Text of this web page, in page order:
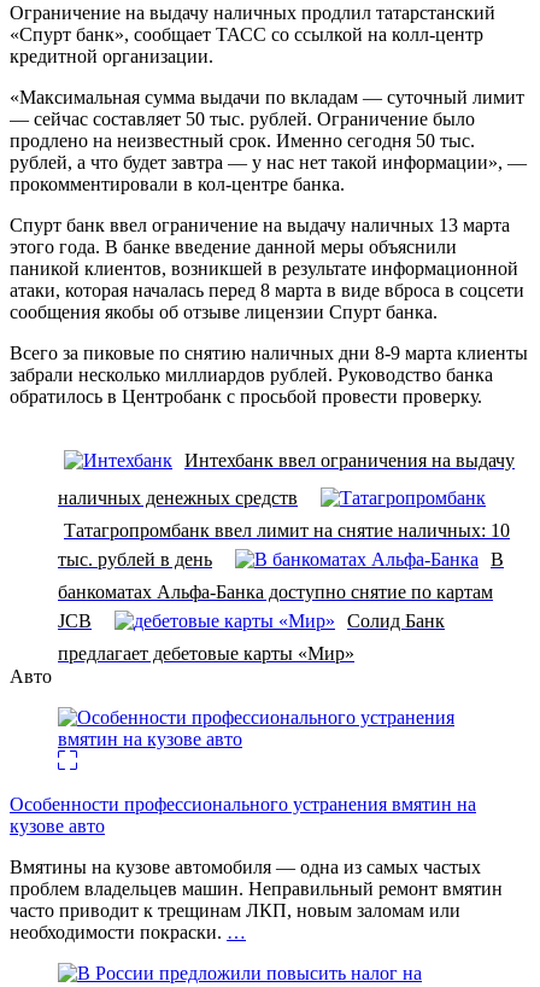
Ограничение на выдачу наличных продлил татарстанский
«Спурт банк», сообщает ТАСС со ссылкой на колл-центр
кредитной организации.
«Максимальная сумма выдачи по вкладам — суточный лимит
— сейчас составляет 50 тыс. рублей. Ограничение было
продлено на неизвестный срок. Именно сегодня 50 тыс.
рублей, а что будет завтра — у нас нет такой информации», —
прокомментировали в кол-центре банка.
Спурт банк ввел ограничение на выдачу наличных 13 марта
этого года. В банке введение данной меры объяснили
паникой клиентов, возникшей в результате информационной
атаки, которая началась перед 8 марта в виде вброса в соцсети
сообщения якобы об отзыве лицензии Спурт банка.
Всего за пиковые по снятию наличных дни 8-9 марта клиенты
забрали несколько миллиардов рублей. Руководство банка
обратилось в Центробанк с просьбой провести проверку.
Интехбанк ввел ограничения на выдачу
наличных денежных средств
Татагропромбанк ввел лимит на снятие наличных: 10
тыс. рублей в день
В
банкоматах Альфа-Банка доступно снятие по картам
JCB
Солид Банк
предлагает дебетовые карты «Мир»
Авто
Особенности профессионального устранения вмятин на
кузове авто
Вмятины на кузове автомобиля — одна из самых частых
проблем владельцев машин. Неправильный ремонт вмятин
часто приводит к трещинам ЛКП, новым заломам или
необходимости покраски. …